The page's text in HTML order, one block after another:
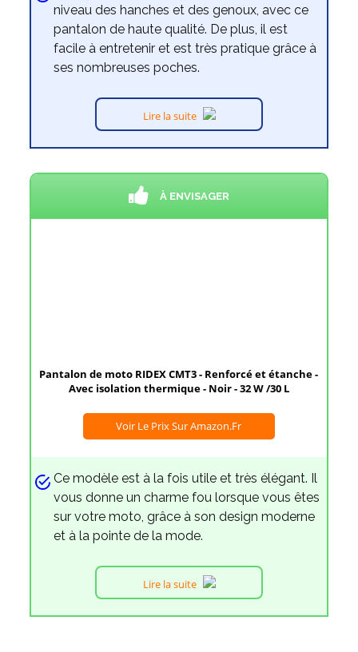
niveau des hanches et des genoux, avec ce
pantalon de haute qualité. De plus, il est
facile à entretenir et est très pratique grâce à
ses nombreuses poches.
Lire la suite
À ENVISAGER
Pantalon de moto RIDEX CMT3 - Renforcé et étanche -
Avec isolation thermique - Noir - 32 W /30 L
Voir Le Prix Sur Amazon.fr
Ce modèle est à la fois utile et très élégant. Il
vous donne un charme fou lorsque vous êtes
sur votre moto, grâce à son design moderne
et à la pointe de la mode.
Lire la suite